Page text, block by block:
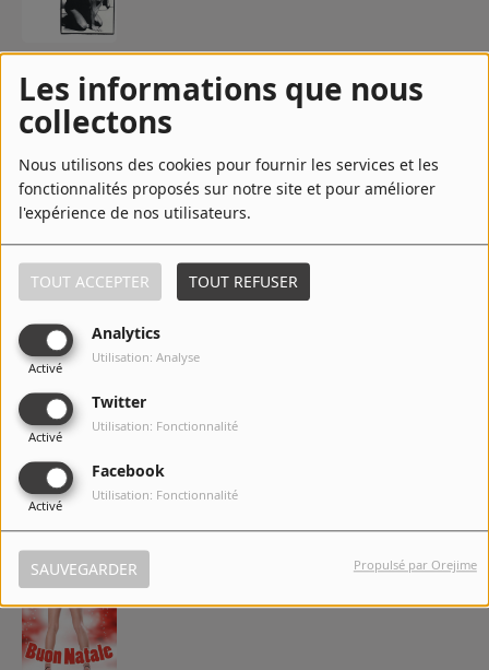
Les informations que nous
collectons
Nous utilisons des cookies pour fournir les services et les
fonctionnalités proposés sur notre site et pour améliorer
l'expérience de nos utilisateurs.
TOUT ACCEPTER TOUT REFUSER
Analytics
Activé
Utilisation: Analyse
Twitter
Activé
Utilisation: Fonctionnalité
Facebook
Activé
Utilisation: Fonctionnalité
SAUVEGARDER Propulsé par Orejime
6 Think Of You - Radio Edit
7 Another Day
9 Big Time